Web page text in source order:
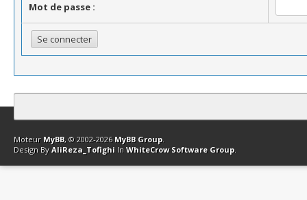
Mot de passe :
Contact Club Affiliation Retourner en haut Version bas-débit
Moteur MyBB, © 2002-2026 MyBB Group.
Design By AliReza_Tofighi In WhiteCrow Software Group.